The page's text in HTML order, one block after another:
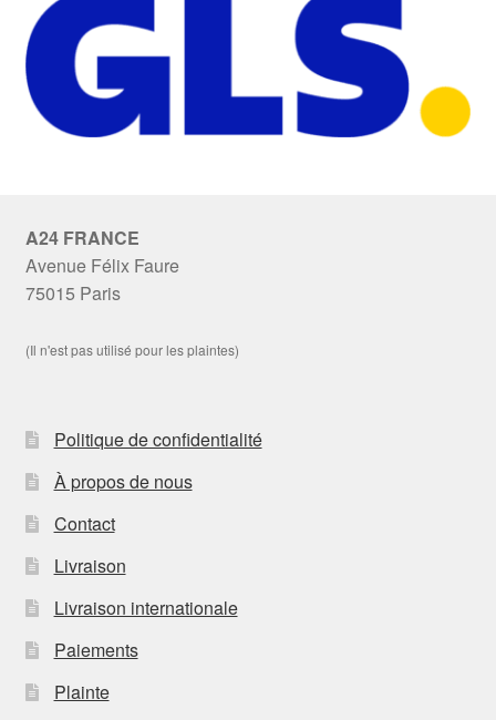
A24 FRANCE
Avenue Félix Faure
75015 Paris
(Il n'est pas utilisé pour les plaintes)
Politique de confidentialité
À propos de nous
Contact
Livraison
Livraison internationale
Paiements
Plainte